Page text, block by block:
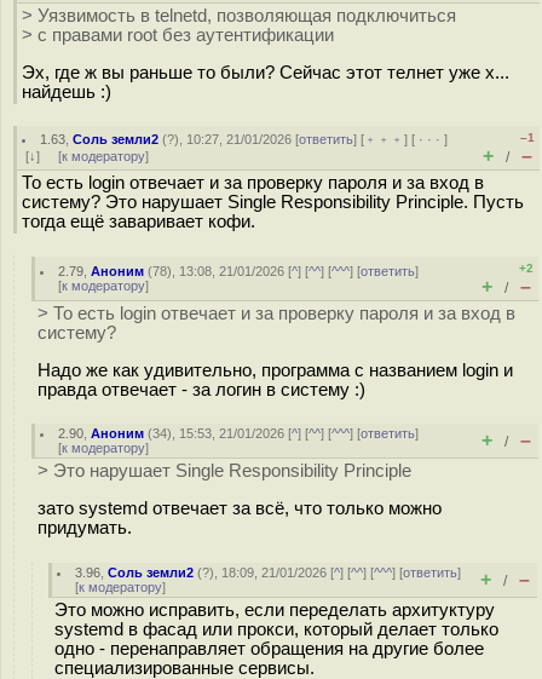
> Уязвимость в telnetd, позволяющая подключиться
> с правами root без аутентификации
Эх, где ж вы раньше то были? Сейчас этот телнет уже х...
найдешь :)
1.63 ,Соль земли2 (?), 10:27, 21/01/2026 [ответить] [ ﹢﹢﹢] [ · · ·]
[↓] [к модератору]
–1
+ / –
То есть login отвечает и за проверку пароля и за вход в
систему? Это нарушает Single Responsibility Principle. Пусть
тогда ещё заваривает кофи.
2.79 ,Аноним (78), 13:08, 21/01/2026 [^] [^^] [^^^] [ответить]
[к модератору]
+2
+ / –
> То есть login отвечает и за проверку пароля и за вход в
систему?
Надо же как удивительно, программа с названием login и
правда отвечает - за логин в систему :)
2.90 ,Аноним (34), 15:53, 21/01/2026 [^] [^^] [^^^] [ответить]
[к модератору] + / –
> Это нарушает Single Responsibility Principle
зато systemd отвечает за всё, что только можно
придумать.
3.96 ,Соль земли2 (?), 18:09, 21/01/2026 [^] [^^] [^^^] [ответить]
[к модератору] + / –
Это можно исправить, если переделать архитуктуру
systemd в фасад или прокси, который делает только
одно - перенаправляет обращения на другие более
специализированные сервисы.